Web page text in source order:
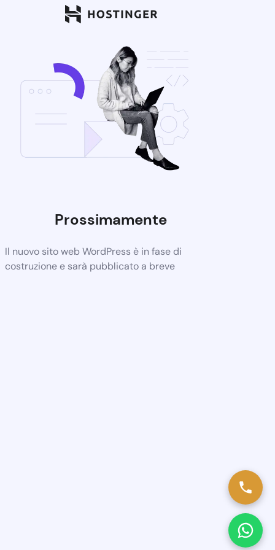
Prossimamente
Il nuovo sito web WordPress è in fase di
costruzione e sarà pubblicato a breve